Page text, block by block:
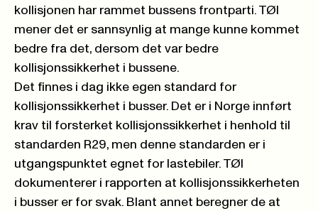
kollisjonen har rammet bussens frontparti. TØI
mener det er sannsynlig at mange kunne kommet
bedre fra det, dersom det var bedre
kollisjonssikkerhet i bussene.
Det finnes i dag ikke egen standard for
kollisjonssikkerhet i busser. Det er i Norge innført
krav til forsterket kollisjonssikkerhet i henhold til
standarden R29, men denne standarden er i
utgangspunktet egnet for lastebiler. TØI
dokumenterer i rapporten at kollisjonssikkerheten
i busser er for svak. Blant annet beregner de at